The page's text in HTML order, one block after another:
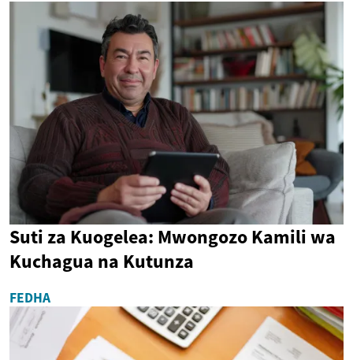
Suti za Kuogelea: Mwongozo Kamili wa
Kuchagua na Kutunza
FEDHA